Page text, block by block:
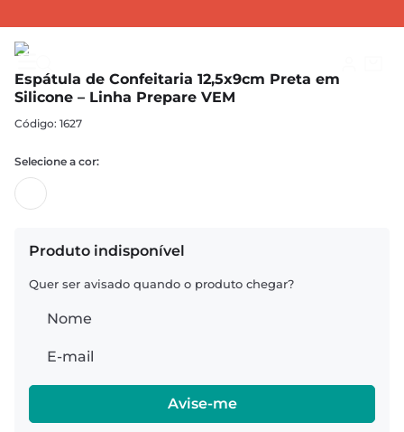
Espátula de Confeitaria 12,5x9cm Preta em
Silicone – Linha Prepare VEM
: 1627